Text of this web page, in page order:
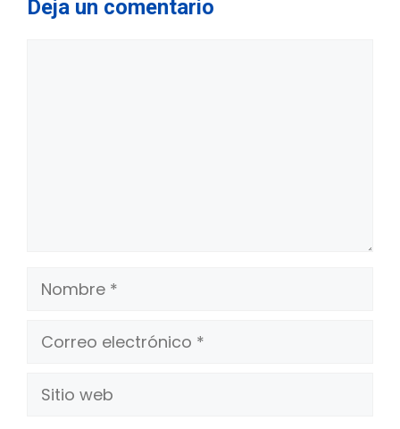
Deja un comentario
Nombre
Correo
electrónico
Sitio
web